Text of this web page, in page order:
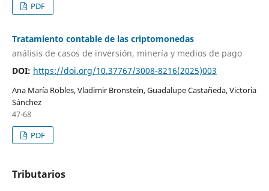
PDF
Tratamiento contable de las criptomonedas
análisis de casos de inversión, minería y medios de pago
DOI: https://doi.org/10.37767/3008-8216(2025)003
Ana María Robles, Vladimir Bronstein, Guadalupe Castañeda, Victoria
Sánchez
47-68
PDF
Tributarios